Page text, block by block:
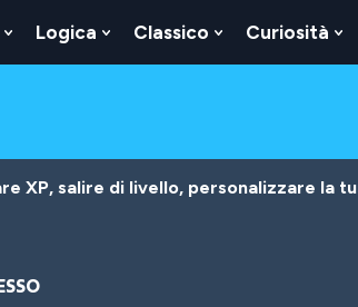
Show
Submenu
Logica
Show
Submenu
Classico
Show
Submenu
Curiosità
XP, salire di livello, personalizzare la